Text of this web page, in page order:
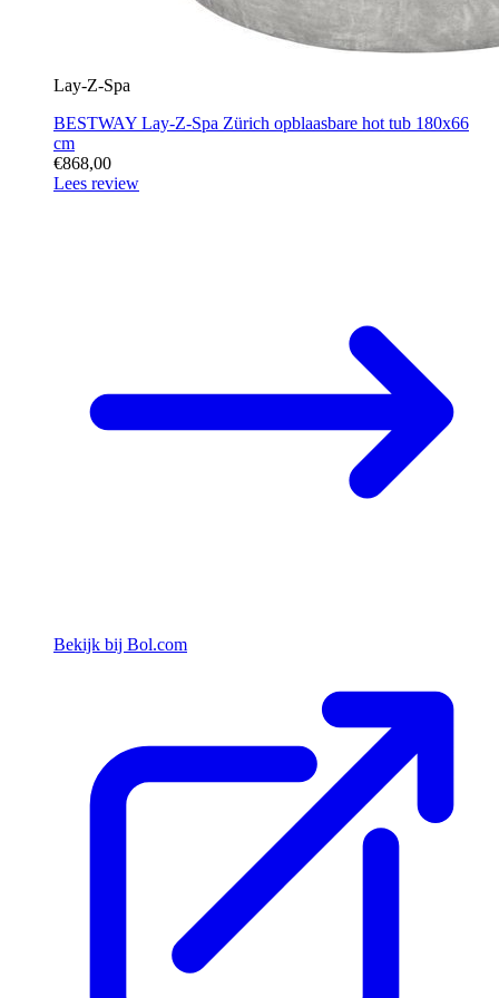
Lay-Z-Spa
BESTWAY Lay-Z-Spa Zürich opblaasbare hot tub 180x66
cm
€868,00
Lees review
Bekijk bij Bol.com